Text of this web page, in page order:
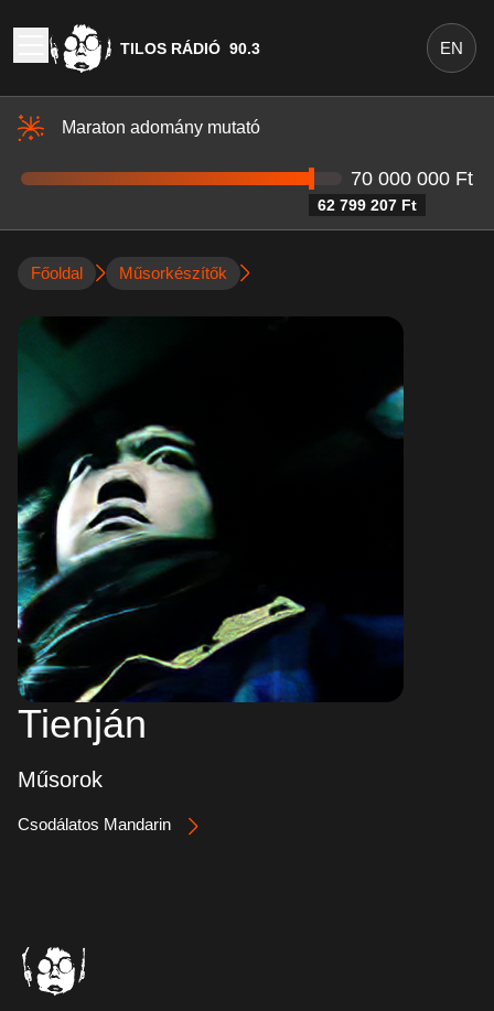
TILOS RÁDIÓ 90.3 EN
Maraton adomány mutató
62 799 207 Ft
70 000 000 Ft
Főoldal Műsorkészítők
Tienján
Műsorok
Csodálatos Mandarin